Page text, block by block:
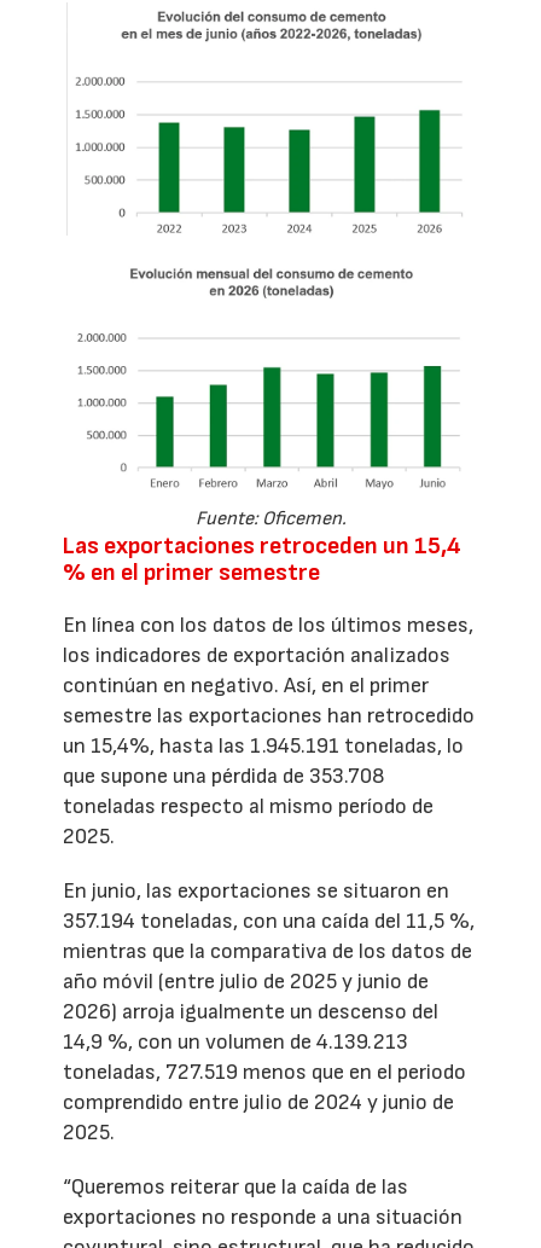
Fuente: Oficemen.
Las exportaciones retroceden un 15,4
% en el primer semestre
En línea con los datos de los últimos meses,
los indicadores de exportación analizados
continúan en negativo. Así, en el primer
semestre las exportaciones han retrocedido
un 15,4%, hasta las 1.945.191 toneladas, lo
que supone una pérdida de 353.708
toneladas respecto al mismo período de
2025.
En junio, las exportaciones se situaron en
357.194 toneladas, con una caída del 11,5 %,
mientras que la comparativa de los datos de
año móvil (entre julio de 2025 y junio de
2026) arroja igualmente un descenso del
14,9 %, con un volumen de 4.139.213
toneladas, 727.519 menos que en el periodo
comprendido entre julio de 2024 y junio de
2025.
“Queremos reiterar que la caída de las
exportaciones no responde a una situación